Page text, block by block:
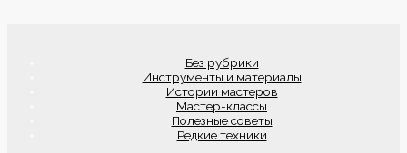
Без рубрики
Инструменты и материалы
Истории мастеров
Мастер-классы
Полезные советы
Редкие техники